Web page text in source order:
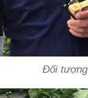
Đối tượng